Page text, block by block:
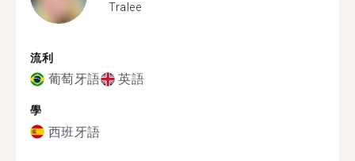
Tralee
流利
葡萄牙語 英語
學
西班牙語